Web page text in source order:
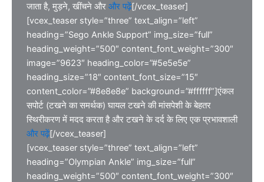
जाता है, मुड़ने, खींचने और और पढ़ें[/vcex_teaser]
[vcex_teaser style=”three” text_align=”left”
heading=”Sego Ankle Support” img_size=”full”
heading_weight=”500″ content_font_weight=”300″
image=”9623″ heading_color=”#5e5e5e”
heading_size=”18″ content_font_size=”15″
content_color=”#8e8e8e” background=”#ffffff”]एंकल
सपोर्ट (टखने का समर्थक) घायल टखने की मांसपेशी के बेहतर
स्थिरीकरण में मदद करता है और टखने के दर्द के लिए एक प्रभावशाली
और पढ़ें[/vcex_teaser]
[vcex_teaser style=”three” text_align=”left”
heading=”Olympian Ankle” img_size=”full”
heading_weight=”500″ content_font_weight=”300″